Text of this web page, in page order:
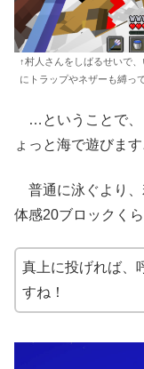
↑村人さんをしばるせいで
にトラップやネザーも縛っ
…ということで、
ょっと海で遊びます
普通に泳ぐより
体感20ブロックく
真上に投げれば、
すね！